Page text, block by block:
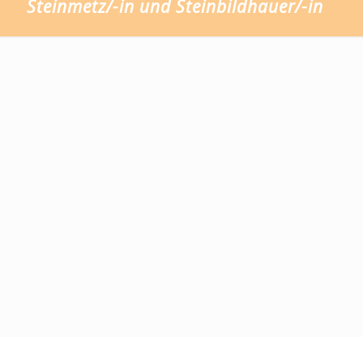
Steinmetz/-in und Steinbildhauer/-in